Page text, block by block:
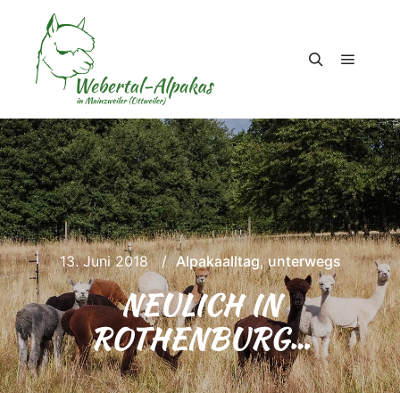
13. Juni 2018 Alpakaalltag,unterwegs
NEULICH IN
ROTHENBURG…